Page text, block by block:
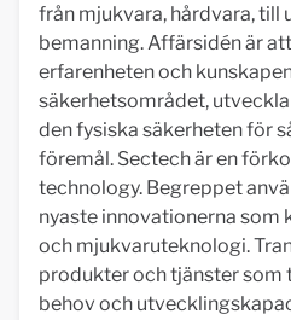
från mjukvara, hårdvara, till
bemanning. Affärsidén är
erfarenheten och
säkerhetsområdet,
den fysiska säkerheten för
föremål. Sectech är en
technology. Begreppet
nyaste innovationerna som
och mjukvaruteknologi.
produkter och tjänster som
behov och